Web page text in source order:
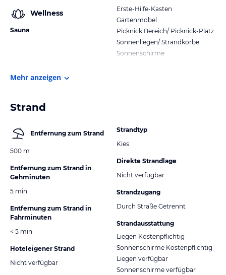
Wellness
Sauna
Erste-Hilfe-Kasten
Gartenmöbel
Picknick Bereich/ Picknick-Platz
Sonnenliegen/ Strandkörbe
Sonnenschirme
Mehr anzeigen
Strand
Entfernung zum Strand
500 m
Entfernung zum Strand in
Gehminuten
5 min
Entfernung zum Strand in
Fahrminuten
< 5 min
Hoteleigener Strand
Nicht verfügbar
Strandtyp
Kies
Direkte Strandlage
Nicht verfügbar
Strandzugang
Durch Straße Getrennt
Strandausstattung
Liegen Kostenpflichtig
Sonnenschirme Kostenpflichtig
Liegen verfügbar
Sonnenschirme verfügbar